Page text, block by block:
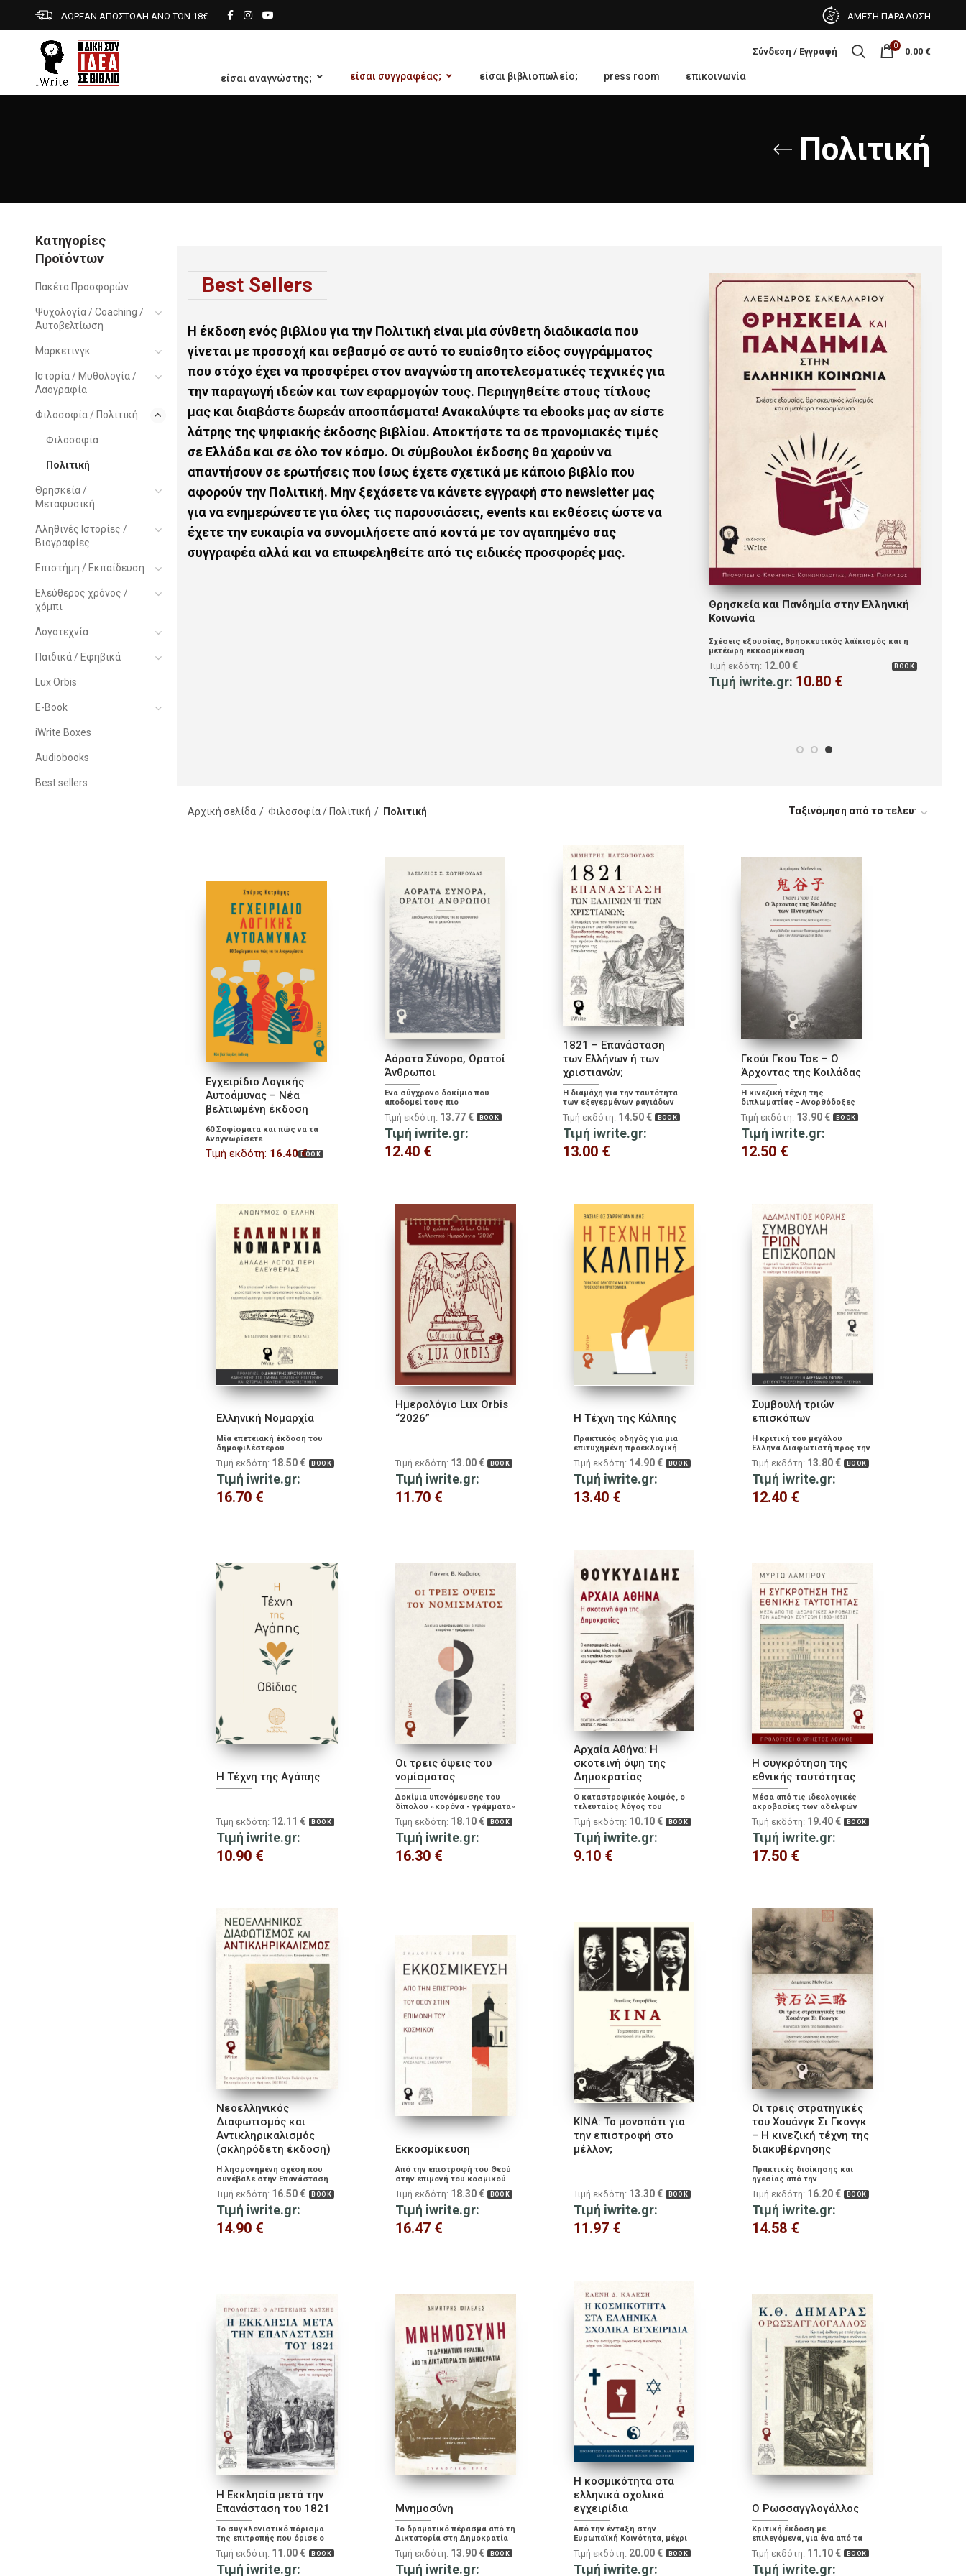
ΔΩΡΕΑΝ ΑΠΟΣΤΟΛΗ ΑΝΩ ΤΩΝ 18€ ΑΜΕΣΗ ΠΑΡΑΔΟΣΗ
Σύνδεση / Εγγραφή 0 0.00 €
είσαι αναγνώστης; είσαι συγγραφέας; είσαι βιβλιοπωλείο; press room επικοινωνία
Πολιτική
Κατηγορίες
Προϊόντων
Πακέτα Προσφορών
Ψυχολογία / Coaching /
Αυτοβελτίωση
Μάρκετινγκ
Ιστορία / Μυθολογία /
Λαογραφία
Φιλοσοφία / Πολιτική
Φιλοσοφία
Πολιτική
Θρησκεία /
Μεταφυσική
Αληθινές Ιστορίες /
Βιογραφίες
Επιστήμη / Εκπαίδευση
Ελεύθερος χρόνος /
χόμπι
Λογοτεχνία
Παιδικά / Εφηβικά
Lux Orbis
E-Book
iWrite Boxes
Audiobooks
Best sellers
Best Sellers
Η έκδοση ενός βιβλίου για την Πολιτική είναι μία σύνθετη διαδικασία που
γίνεται με προσοχή και σεβασμό σε αυτό το ευαίσθητο είδος συγγράμματος
που στόχο έχει να προσφέρει στον αναγνώστη αποτελεσματικές τεχνικές για
την παραγωγή ιδεών και των εφαρμογών τους. Περιηγηθείτε στους τίτλους
μας και διαβάστε δωρεάν αποσπάσματα! Ανακαλύψτε τα ebooks μας αν είστε
λάτρης της ψηφιακής έκδοσης βιβλίου. Αποκτήστε τα σε προνομιακές τιμές
σε Ελλάδα και σε όλο τον κόσμο. Οι σύμβουλοι έκδοσης θα χαρούν να
απαντήσουν σε ερωτήσεις που ίσως έχετε σχετικά με κάποιο βιβλίο που
αφορούν την Πολιτική. Mην ξεχάσετε να κάνετε εγγραφή στο newsletter μας
για να ενημερώνεστε για όλες τις παρουσιάσεις, events και εκθέσεις ώστε να
έχετε την ευκαιρία να συνομιλήσετε από κοντά με τον αγαπημένο σας
συγγραφέα αλλά και να επωφεληθείτε από τις ειδικές προσφορές μας.
Ο Σύγχρονος Ηγεμόνας
Οι 100 Εντολές
Τιμή εκδότη:8.00€
Τιμή iwrite.gr:6.40
Αρχική σελίδα Φιλοσοφία / Πολιτική Πολιτική
Εγχειρίδιο Λογικής
Αυτοάμυνας – Νέα
βελτιωμένη έκδοση
60 Σοφίσματα και πώς να τα
Αναγνωρίσετε
BOOK
Τιμή εκδότη: 16.40€
Αόρατα Σύνορα, Ορατοί
Άνθρωποι
Ένα σύγχρονο δοκίμιο που
αποδομεί τους πιο
διαδεδομένους μύθους γύρω
από το προσφυγικό και τη
μετανάστευση.
BOOK
Τιμή εκδότη: 13.77 €
Τιμή iwrite.gr:
12.40 €
1821 – Επανάσταση
των Ελλήνων ή των
χριστιανών;
Η διαμάχη για την ταυτότητα
των εξεγερμένων ραγιάδων
μέσω της Προειδοποιήσεως
προς τας Ευρωπαϊκάς αυλάς,
του πρώτου διπλωματικού
εγγράφου της Επανάστασης
BOOK
Τιμή εκδότη: 14.50 €
Τιμή iwrite.gr:
13.00 €
Γκούι Γκου Τσε – Ο
Άρχοντας της Κοιλάδας
Η κινεζική τέχνη της
διπλωματίας - Ανορθόδοξες
τακτικές διαπραγμάτευσης
από την Απαγορευμένη Πόλη
BOOK
Τιμή εκδότη: 13.90 €
Τιμή iwrite.gr:
12.50 €
Ελληνική Νομαρχία
Μία επετειακή έκδοση του
δημοφιλέστερου
ριζοσπαστικού
προεπαναστατικού κειμένου,
που παρουσιάζεται για πρώτη
φορά στην καθομιλουμένη
BOOK
Τιμή εκδότη: 18.50 €
Τιμή iwrite.gr:
16.70 €
Ημερολόγιο Lux Orbis
“2026”
BOOK
Τιμή εκδότη: 13.00 €
Τιμή iwrite.gr:
11.70 €
Η Τέχνη της Κάλπης
Πρακτικός οδηγός για μια
επιτυχημένη προεκλογική
προετοιμασία
BOOK
Τιμή εκδότη: 14.90 €
Τιμή iwrite.gr:
13.40 €
Συμβουλή τριών
επισκόπων
Η κριτική του μεγάλου
Έλληνα Διαφωτιστή προς την
εκκλησιαστική εξουσία και
το κάλεσμα για ελεύθερο
στοχασμό
BOOK
Τιμή εκδότη: 13.80 €
Τιμή iwrite.gr:
12.40 €
Η Τέχνη της Αγάπης
BOOK
Τιμή εκδότη: 12.11 €
Τιμή iwrite.gr:
10.90 €
Οι τρεις όψεις του
νομίσματος
Δοκίμια υπονόμευσης του
δίπολου «κορόνα - γράμματα»
BOOK
Τιμή εκδότη: 18.10 €
Τιμή iwrite.gr:
16.30 €
Αρχαία Αθήνα: Η
σκοτεινή όψη της
Δηµοκρατίας
Ο καταστροφικός λοιμός, ο
τελευταίος λόγος του
Περικλή και η επιβολή έναντι
των αδύναμων Μηλίων BOOK
Τιμή εκδότη: 10.10 €
Τιμή iwrite.gr:
9.10 €
Η συγκρότηση της
εθνικής ταυτότητας
Μέσα από τις ιδεολογικές
ακροβασίες των αδελφών
Σούτσων (1833-1853)
BOOK
Τιμή εκδότη: 19.40 €
Τιμή iwrite.gr:
17.50 €
Νεοελληνικός
Διαφωτισμός και
Αντικληρικαλισμός
(σκληρόδετη έκδοση)
Η λησμονημένη σχέση που
συνέβαλε στην Επανάσταση
του 1821
BOOK
Τιμή εκδότη: 16.50 €
Τιμή iwrite.gr:
14.90 €
Εκκοσμίκευση
Από την επιστροφή του Θεού
στην επιμονή του κοσμικού
BOOK
Τιμή εκδότη: 18.30 €
Τιμή iwrite.gr:
16.47 €
ΚΙΝΑ: Το μονοπάτι για
την επιστροφή στο
μέλλον;
BOOK
Τιμή εκδότη: 13.30 €
Τιμή iwrite.gr:
11.97 €
Οι τρεις στρατηγικές
του Χουάνγκ Σι Γκονγκ
– Η κινεζική τέχνη της
διακυβέρνησης
Πρακτικές διοίκησης και
ηγεσίας από την
αυτοκρατορία του Δράκου
BOOK
Τιμή εκδότη: 16.20 €
Τιμή iwrite.gr:
14.58 €
Η Εκκλησία μετά την
Επανάσταση του 1821
Το συγκλονιστικό πόρισμα
της επιτροπής που όρισε ο
Όθωνας και οδήγησε στην
απόσχιση από το πατριαρχείο
BOOK
Τιμή εκδότη: 11.00 €
Τιμή iwrite.gr:
Μνημοσύνη
Το δραματικό πέρασμα από τη
Δικτατορία στη Δημοκρατία
BOOK
Τιμή εκδότη: 13.90 €
Τιμή iwrite.gr:
Η κοσμικότητα στα
ελληνικά σχολικά
εγχειρίδια
Από την ένταξη στην
Ευρωπαϊκή Κοινότητα, μέχρι
BOOK
Τιμή εκδότη: 20.00 €
Τιμή iwrite.gr:
Ο Ρωσσαγγλογάλλος
Κριτική έκδοση με
επιλεγόμενα, για ένα από τα
σημαντικότερα ανώνυμα
κείμενα του Νεοελληνικού
Διαφωτισμού
BOOK
Τιμή εκδότη: 11.10 €
Τιμή iwrite.gr: